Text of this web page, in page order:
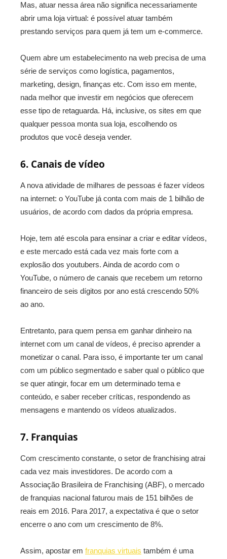
Mas, atuar nessa área não significa necessariamente
abrir uma loja virtual: é possível atuar também
prestando serviços para quem já tem um e-commerce.
Quem abre um estabelecimento na web precisa de uma
série de serviços como logística, pagamentos,
marketing, design, finanças etc. Com isso em mente,
nada melhor que investir em negócios que oferecem
esse tipo de retaguarda. Há, inclusive, os sites em que
qualquer pessoa monta sua loja, escolhendo os
produtos que você deseja vender.
6. Canais de vídeo
A nova atividade de milhares de pessoas é fazer vídeos
na internet: o YouTube já conta com mais de 1 bilhão de
usuários, de acordo com dados da própria empresa.
Hoje, tem até escola para ensinar a criar e editar vídeos,
e este mercado está cada vez mais forte com a
explosão dos youtubers. Ainda de acordo com o
YouTube, o número de canais que recebem um retorno
financeiro de seis dígitos por ano está crescendo 50%
ao ano.
Entretanto, para quem pensa em ganhar dinheiro na
internet com um canal de vídeos, é preciso aprender a
monetizar o canal. Para isso, é importante ter um canal
com um público segmentado e saber qual o público que
se quer atingir, focar em um determinado tema e
conteúdo, e saber receber críticas, respondendo as
mensagens e mantendo os vídeos atualizados.
7. Franquias
Com crescimento constante, o setor de franchising atrai
cada vez mais investidores. De acordo com a
Associação Brasileira de Franchising (ABF), o mercado
de franquias nacional faturou mais de 151 bilhões de
reais em 2016. Para 2017, a expectativa é que o setor
encerre o ano com um crescimento de 8%.
Assim, apostar em franquias virtuais também é uma